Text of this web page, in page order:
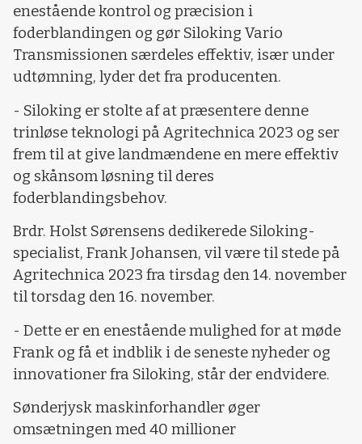
enestående kontrol og præcision i
foderblandingen og gør Siloking Vario
Transmissionen særdeles effektiv, især under
udtømning, lyder det fra producenten.
- Siloking er stolte af at præsentere denne
trinløse teknologi på Agritechnica 2023 og ser
frem til at give landmændene en mere effektiv
og skånsom løsning til deres
foderblandingsbehov.
Brdr. Holst Sørensens dedikerede Siloking-
specialist, Frank Johansen, vil være til stede på
Agritechnica 2023 fra tirsdag den 14. november
til torsdag den 16. november.
- Dette er en enestående mulighed for at møde
Frank og få et indblik i de seneste nyheder og
innovationer fra Siloking, står der endvidere.
Sønderjysk maskinforhandler øger
omsætningen med 40 millioner